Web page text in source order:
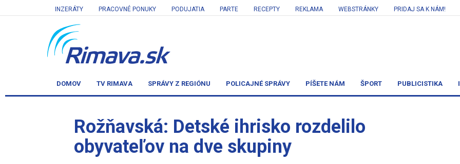
INZERÁTY PRACOVNÉ PONUKY PODUJATIA PARTE RECEPTY REKLAMA WEBSTRÁNKY PRIDAJ SA K NÁM!
DOMOV TV RIMAVA SPRÁVY Z REGIÓNU POLICAJNÉ SPRÁVY PÍŠETE NÁM ŠPORT PUBLICISTIKA
Rožňavská: Detské ihrisko rozdelilo
obyvateľov na dve skupiny